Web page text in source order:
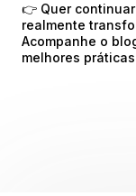
👉 Quer
realmente
Acompanhe o
melhores